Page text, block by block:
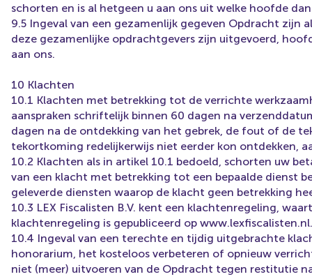
schorten en is al hetgeen u aan ons uit welke hoofde
9.5 Ingeval van een gezamenlijk gegeven Opdracht zijn
deze gezamenlijke opdrachtgevers zijn uitgevoerd,
aan ons.
10 Klachten
10.1 Klachten met betrekking tot de verrichte
aanspraken schriftelijk binnen 60 dagen na
dagen na de ontdekking van het gebrek, de fout of de
tekortkoming redelijkerwijs niet eerder kon ontdekken,
10.2 Klachten als in artikel 10.1 bedoeld, schorten uw
van een klacht met betrekking tot een bepaalde dienst
geleverde diensten waarop de klacht geen betrekking
10.3 LEX Fiscalisten B.V. kent een klachtenregeling,
klachtenregeling is gepubliceerd op www.lexfiscalisten.nl.
10.4 Ingeval van een terechte en tijdig uitgebrachte
honorarium, het kosteloos verbeteren of opnieuw
niet (meer) uitvoeren van de Opdracht tegen restitutie